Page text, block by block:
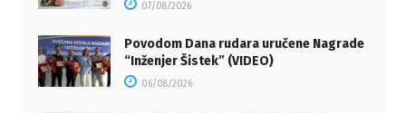
07/08/2026
Povodom Dana rudara uručene Nagrade
“Inženjer Šistek” (VIDEO)
06/08/2026